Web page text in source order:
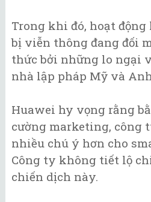
Trong khi đó, hoạt
bị viễn thông đang đối
thức bởi những lo ngại
nhà lập pháp Mỹ và
Huawei hy vọng rằng
cường marketing, công
nhiều chú ý hơn cho
Công ty không tiết lộ
chiến dịch này.